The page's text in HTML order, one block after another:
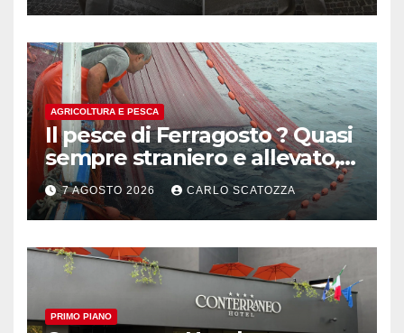
AGRICOLTURA E PESCA
Il pesce di Ferragosto ? Quasi
sempre straniero e allevato,
in sofferenza
7 AGOSTO 2026 CARLO SCATOZZA
PRIMO PIANO